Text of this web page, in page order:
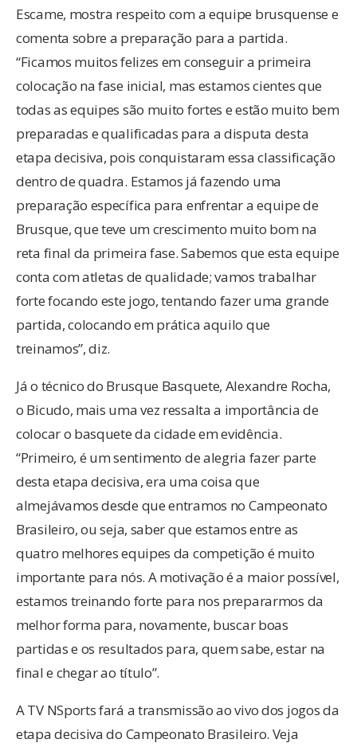
Escame, mostra respeito com a equipe brusquense e
comenta sobre a preparação para a partida.
“Ficamos muitos felizes em conseguir a primeira
colocação na fase inicial, mas estamos cientes que
todas as equipes são muito fortes e estão muito bem
preparadas e qualificadas para a disputa desta
etapa decisiva, pois conquistaram essa classificação
dentro de quadra. Estamos já fazendo uma
preparação específica para enfrentar a equipe de
Brusque, que teve um crescimento muito bom na
reta final da primeira fase. Sabemos que esta equipe
conta com atletas de qualidade; vamos trabalhar
forte focando este jogo, tentando fazer uma grande
partida, colocando em prática aquilo que
treinamos”, diz.
Já o técnico do Brusque Basquete, Alexandre Rocha,
o Bicudo, mais uma vez ressalta a importância de
colocar o basquete da cidade em evidência.
“Primeiro, é um sentimento de alegria fazer parte
desta etapa decisiva, era uma coisa que
almejávamos desde que entramos no Campeonato
Brasileiro, ou seja, saber que estamos entre as
quatro melhores equipes da competição é muito
importante para nós. A motivação é a maior possível,
estamos treinando forte para nos prepararmos da
melhor forma para, novamente, buscar boas
partidas e os resultados para, quem sabe, estar na
final e chegar ao título”.
A TV NSports fará a transmissão ao vivo dos jogos da
etapa decisiva do Campeonato Brasileiro. Veja